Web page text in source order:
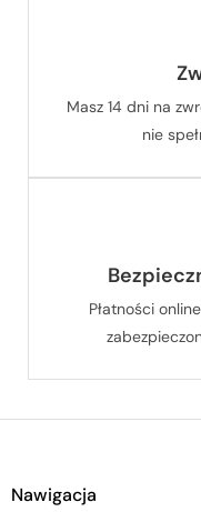
Masz 14 dni na
nie
Płatności
Nawigacja